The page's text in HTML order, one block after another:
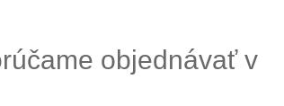
objednávať v